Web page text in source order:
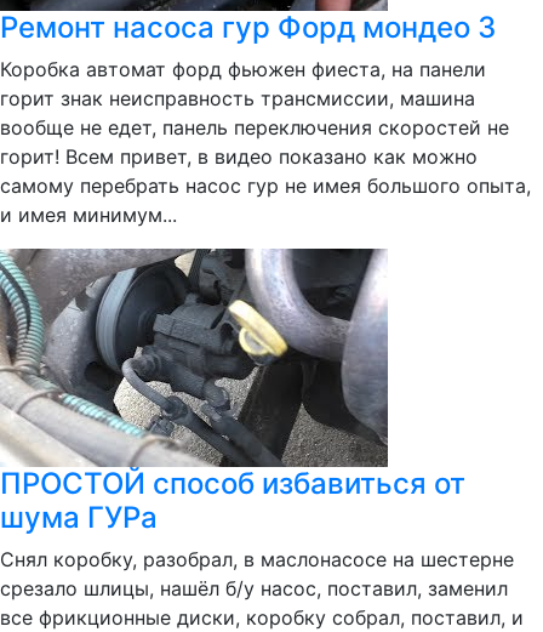
Ремонт насоса гур Форд мондео 3
Коробка автомат форд фьюжен фиеста, на панели
горит знак неисправность трансмиссии, машина
вообще не едет, панель переключения скоростей не
горит! Всем привет, в видео показано как можно
самому перебрать насос гур не имея большого опыта,
и имея минимум...
ПРОСТОЙ способ избавиться от
шума ГУРа
Снял коробку, разобрал, в маслонасосе на шестерне
срезало шлицы, нашёл б/у насос, поставил, заменил
все фрикционные диски, коробку собрал, поставил, и